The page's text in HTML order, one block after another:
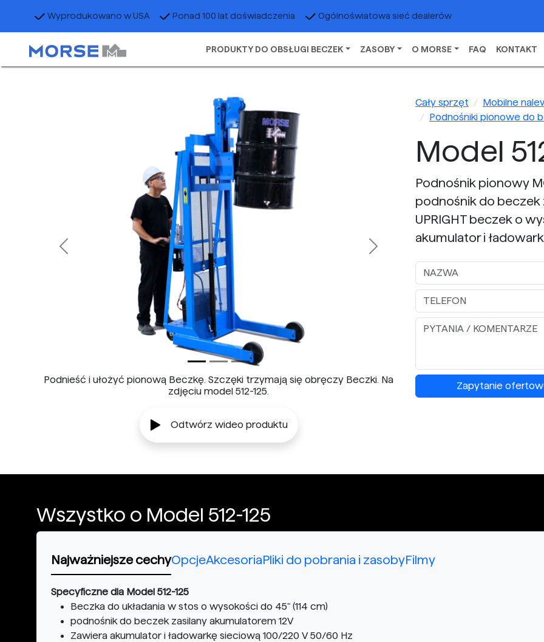
Wyprodukowano w USA Ponad 100 lat doświadczenia Ogólnoświatowa sieć dealerów
PRODUKTY DO OBSŁUGI BECZEK ZASOBY O MORSE FAQ KONTAKT
Podnieść i ułożyć pionową Beczkę. Szczęki trzymają się obręczy Beczki. Na
zdjęciu model 512-125.
Previous Next
Odtwórz wideo produktu
Cały sprzęt
Mobilne
Podnośniki pionowe do
Model
Podnośnik pionowy
podnośnik do beczek
UPRIGHT beczek o
akumulator i
Zapytanie
Wszystko o Model 512-125
Najważniejsze cechyOpcjeAkcesoriaPliki do pobrania i zasobyFilmy
Specyficzne dla Model 512-125
Beczka do układania w stos o wysokości do 45" (114 cm)
podnośnik do beczek zasilany akumulatorem 12V
Zawiera akumulator i ładowarkę sieciową 100/220 V 50/60 Hz